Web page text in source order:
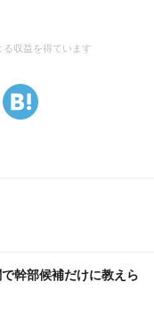
収益を得ています
幹部候補だけに教えら